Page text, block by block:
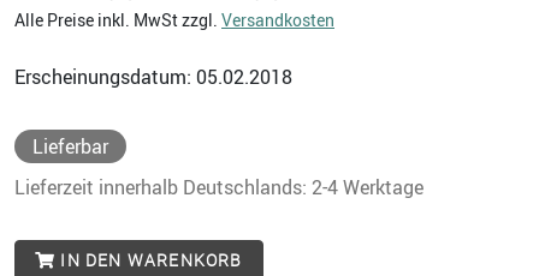
Alle Preise inkl. MwSt zzgl. Versandkosten
Erscheinungsdatum: 05.02.2018
Lieferbar
Lieferzeit innerhalb Deutschlands: 2-4 Werktage
IN DEN WARENKORB